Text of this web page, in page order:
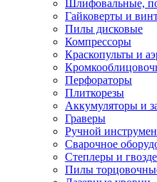
Шлифовальные,
Гайковерты и
Пилы дисковые
Компрессоры
Краскопульты и
Перфораторы
Плиткорезы
Аккумуляторы и
Граверы
Ручной
Сварочное
Степлеры и
Пилы